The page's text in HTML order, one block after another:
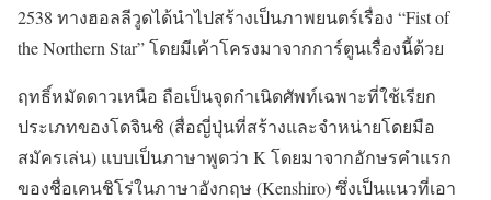
2538 ทางฮอลลีวูดได้นำไปสร้างเป็นภาพยนตร์เรื่อง “Fist of
the Northern Star” โดยมีเค้าโครงมาจากการ์ตูนเรื่องนี้ด้วย
ฤทธิ์หมัดดาวเหนือ ถือเป็นจุดกำเนิดศัพท์เฉพาะที่ใช้เรียก
ประเภทของโดจินชิ (สื่อญี่ปุ่นที่สร้างและจำหน่ายโดยมือ
สมัครเล่น) แบบเป็นภาษาพูดว่า K โดยมาจากอักษรคำแรก
ของชื่อเคนชิโร่ในภาษาอังกฤษ (Kenshiro) ซึ่งเป็นแนวที่เอา